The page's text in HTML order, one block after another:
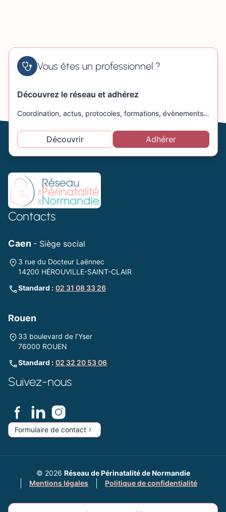
Vous êtes un professionnel ?
Découvrez le réseau et adhérez
Coordination, actus, protocoles, formations, évènements…
Découvrir Adhérer
Contacts
Caen - Siège social
3 rue du Docteur Laënnec
14200 HÉROUVILLE-SAINT-CLAIR
Standard : 02 31 08 33 26
Rouen
33 boulevard de l’Yser
76000 ROUEN
Standard : 02 32 20 53 06
Suivez-nous
Formulaire de contact
© 2026 Réseau de Périnatalité de Normandie
Mentions légales
Politique de confidentialité